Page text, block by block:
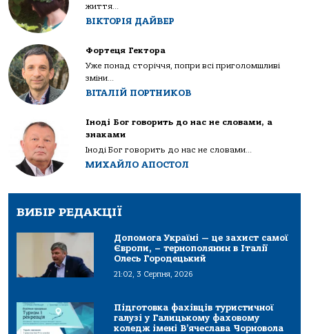
життя...
ВІКТОРІЯ ДАЙВЕР
Фортеця Гектора
Уже понад сторіччя, попри всі приголомшливі
зміни...
ВІТАЛІЙ ПОРТНИКОВ
Іноді Бог говорить до нас не словами, а
знаками
Іноді Бог говорить до нас не словами...
МИХАЙЛО АПОСТОЛ
ВИБІР РЕДАКЦІЇ
Допомога Україні — це захист самої
Європи, – тернополянин в Італії
Олесь Городецький
21:02, 3 Серпня, 2026
Підготовка фахівців туристичної
галузі у Галицькому фаховому
коледж імені В’ячеслава Чорновола